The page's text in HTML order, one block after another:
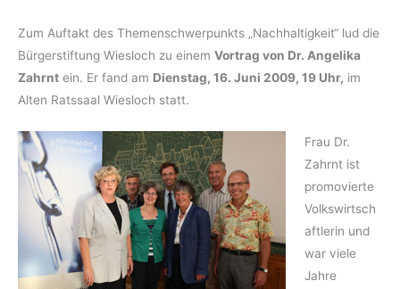
Zum Auftakt des Themenschwerpunkts „Nachhaltigkeit“ lud die
Bürgerstiftung Wiesloch zu einem Vortrag von Dr. Angelika
Zahrnt ein. Er fand am Dienstag, 16. Juni 2009, 19 Uhr, im
Alten Ratssaal Wiesloch statt.
Frau Dr.
Zahrnt ist
promovierte
Volkswirtsch
aftlerin und
war viele
Jahre